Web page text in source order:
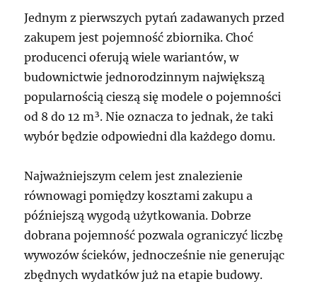
Jednym z pierwszych pytań zadawanych przed
zakupem jest pojemność zbiornika. Choć
producenci oferują wiele wariantów, w
budownictwie jednorodzinnym największą
popularnością cieszą się modele o pojemności
od 8 do 12 m³. Nie oznacza to jednak, że taki
wybór będzie odpowiedni dla każdego domu.
Najważniejszym celem jest znalezienie
równowagi pomiędzy kosztami zakupu a
późniejszą wygodą użytkowania. Dobrze
dobrana pojemność pozwala ograniczyć liczbę
wywozów ścieków, jednocześnie nie generując
zbędnych wydatków już na etapie budowy.